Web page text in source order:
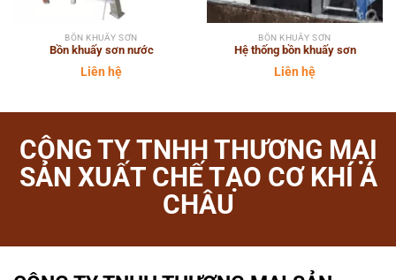
BỒN KHUẤY SƠN
Bồn khuấy sơn nước
Liên hệ
BỒN KHUẤY SƠN
Hệ thống bồn khuấy sơn
Liên hệ
CÔNG TY TNHH THƯƠNG MẠI
SẢN XUẤT CHẾ TẠO CƠ KHÍ Á
CHÂU